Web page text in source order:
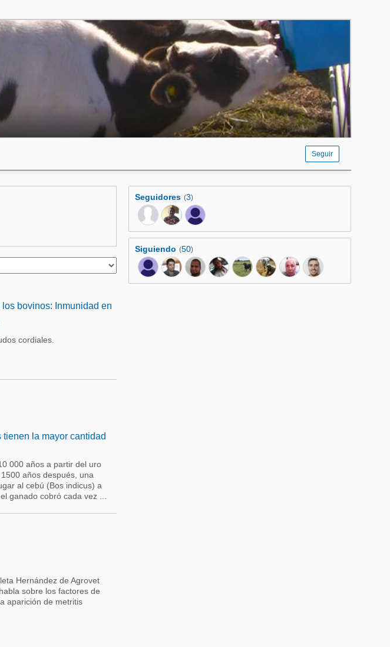
Seguir
bovinos: Inmunidad en
cordiales.
la mayor cantidad
000 años a partir del uro
años después, una
al cebú (Bos indicus) a
ganado cobró cada vez ...
Hernández de Agrovet
sobre los factores de
aparición de metritis
Seguidores (3)
Siguiendo (50)